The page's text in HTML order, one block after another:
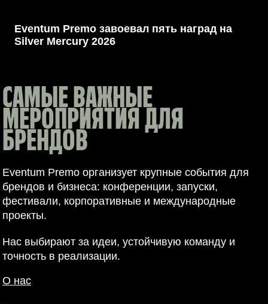
Eventum Premo завоевал пять наград на
Silver Mercury 2026
САМЫЕ ВАЖНЫЕ
МЕРОПРИЯТИЯ ДЛЯ
БРЕНДОВ
Eventum Premo организует крупные события для
брендов и бизнеса: конференции, запуски,
фестивали, корпоративные и международные
проекты.
Нас выбирают за идеи, устойчивую команду и
точность в реализации.
О нас